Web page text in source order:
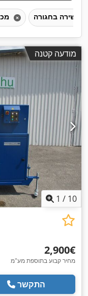
מודעה קטנה
1 / 10
‏2,900 ‏€
מחיר קבוע בתוספת מע"מ
התקשר